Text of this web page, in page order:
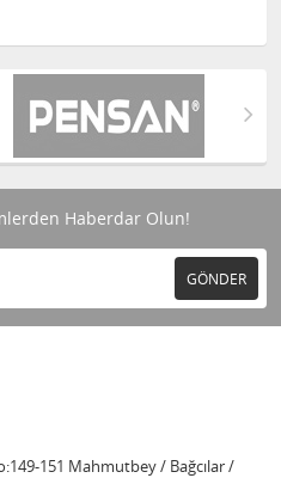
Haberdar Olun!
GÖNDER
151 Mahmutbey / Bağcılar /